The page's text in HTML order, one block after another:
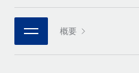
当社のMCPを使用して、あ
統合
基本的なビジネスツールを活
パートナーに登録
戦略的テクノロジーパー
グローバルな人事機能を柔軟
職務内容ライブラリ
ウェビナー
イベント
日本語
한국어 概要